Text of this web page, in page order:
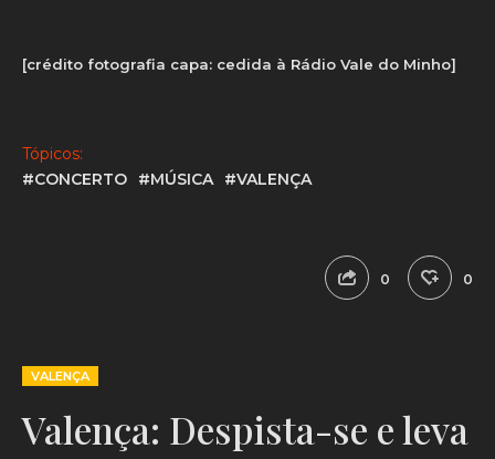
[crédito fotografia capa: cedida à Rádio Vale do Minho]
Tópicos:
#CONCERTO
#MÚSICA #VALENÇA
0 0
VALENÇA
Valença: Despista-se e leva